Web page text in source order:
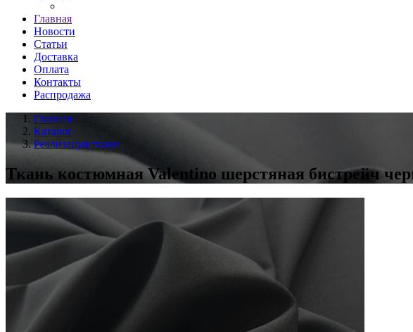
Главная
Новости
Статьи
Доставка
Оплата
Контакты
Распродажа
Главная
Каталог
Реализация ткани
Ткань костюмная Valentino шерстяная бистрейч